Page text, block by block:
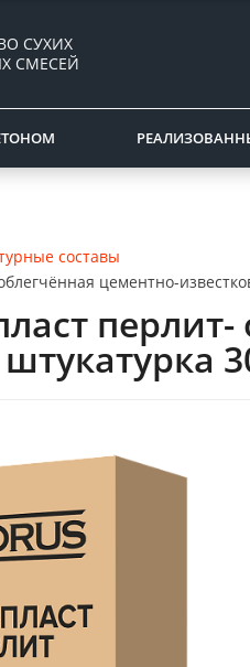
СУХИХ
СМЕСЕЙ
составы
цементно-